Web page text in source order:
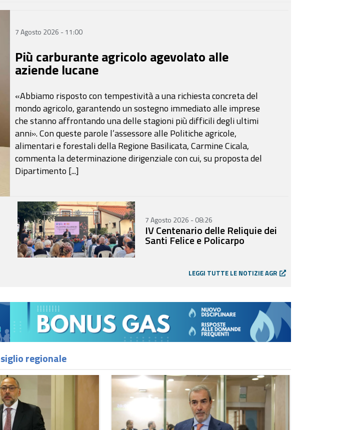
7 Agosto 2026 - 11:00
Più carburante agricolo agevolato alle
aziende lucane
«Abbiamo risposto con tempestività a una richiesta concreta del
mondo agricolo, garantendo un sostegno immediato alle imprese
che stanno affrontando una delle stagioni più difficili degli ultimi
anni». Con queste parole l’assessore alle Politiche agricole,
alimentari e forestali della Regione Basilicata, Carmine Cicala,
commenta la determinazione dirigenziale con cui, su proposta del
Dipartimento [...]
7 Agosto 2026 - 08:26
IV Centenario delle Reliquie dei
Santi Felice e Policarpo
LEGGI TUTTE LE NOTIZIE AGR
regionale